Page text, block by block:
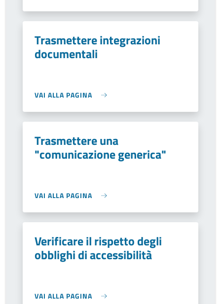
Trasmettere integrazioni
documentali
VAI ALLA PAGINA
Trasmettere una
"comunicazione generica"
VAI ALLA PAGINA
Verificare il rispetto degli
obblighi di accessibilità
VAI ALLA PAGINA